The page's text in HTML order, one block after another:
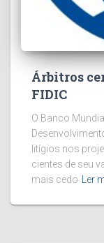
Árbitros
FIDIC
O Banco
litígios nos
cientes de seu
mais cedo Ler